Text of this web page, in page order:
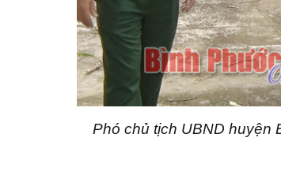
Phó chủ tịch UBND huyện